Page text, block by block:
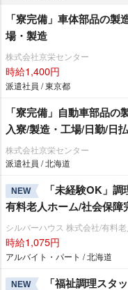
「寮完備」車体部品の
場・製造
株式会社京栄センター
時給1,400円
派遣社員 / 東京都
「寮完備」自動車部品
入寮/製造・工場/日勤/日
株式会社京栄センター
派遣社員 / 北海道
NEW
「未経験OK」
有料老人ホーム/社会保障
シルバーハウス 株式会社/有料
時給1,075円
アルバイト・パート / 北海道
NEW 「福祉調理スタ